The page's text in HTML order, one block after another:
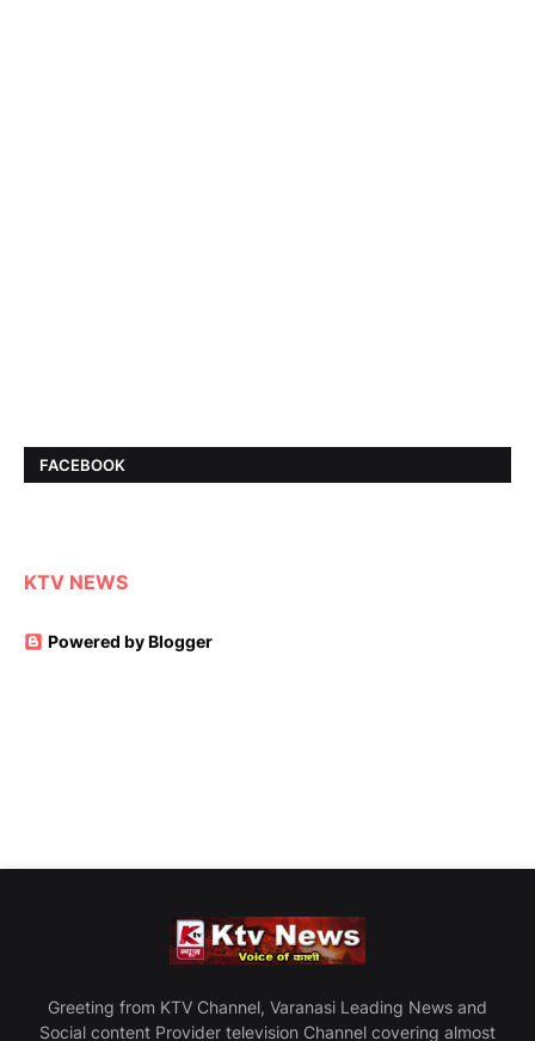
FACEBOOK
KTV NEWS
Powered by Blogger
Greeting from KTV Channel, Varanasi Leading News and
Social content Provider television Channel covering almost